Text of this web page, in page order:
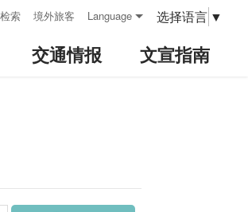
索 境外旅客 Language 选择语言 ▼
交通情报 文宣指南